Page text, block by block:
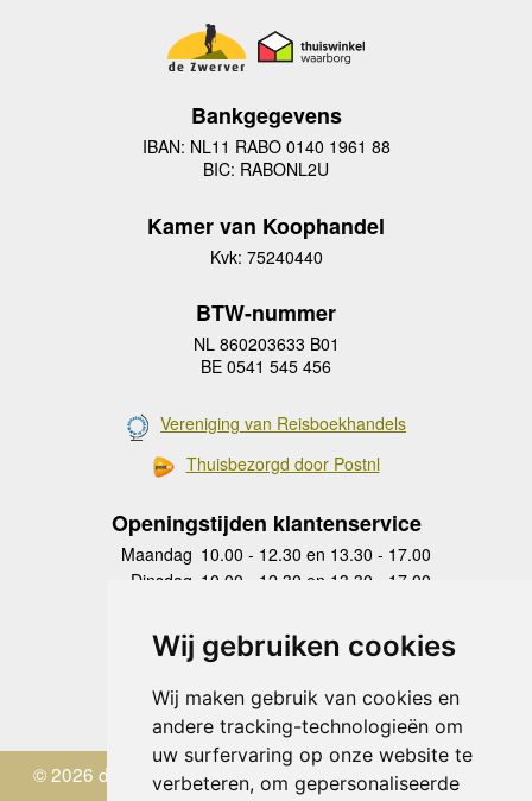
Wij gebruiken cookies
Wij maken gebruik van cookies en
andere tracking-technologieën om
uw surfervaring op onze website te
verbeteren, om gepersonaliseerde
Bankgegevens
IBAN: NL11 RABO 0140 1961 88
BIC: RABONL2U
Kamer van Koophandel
Kvk: 75240440
BTW-nummer
NL 860203633 B01
BE 0541 545 456
Vereniging van Reisboekhandels
Thuisbezorgd door Postnl
Openingstijden klantenservice
Maandag 10.00 - 12.30 en 13.30 - 17.00
Dinsdag 10.00 - 12.30 en 13.30 - 17.00
Donderdag
10.00 - 12.30 en 13.30 - 17.00
Vrijdag 10.00 - 12.30 en 13.30 - 17.00
Zaterdag
gesloten
Zondag gesloten
© 2026 de Zwerver